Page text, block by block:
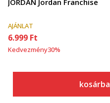
JORDAN Jordan Franchise
AJÁNLAT
6.999 Ft
Kedvezmény30%
kosárba